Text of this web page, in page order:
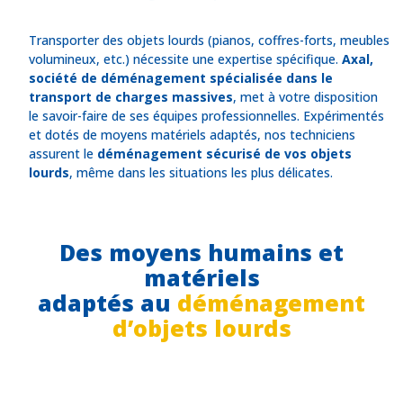
Transporter des objets lourds (pianos, coffres-forts, meubles
volumineux, etc.) nécessite une expertise spécifique. Axal,
société de déménagement spécialisée dans le
transport de charges massives, met à votre disposition
le savoir-faire de ses équipes professionnelles. Expérimentés
et dotés de moyens matériels adaptés, nos techniciens
assurent le déménagement sécurisé de vos objets
lourds, même dans les situations les plus délicates.
Des moyens humains et
matériels
adaptés au déménagement
d’objets lourds